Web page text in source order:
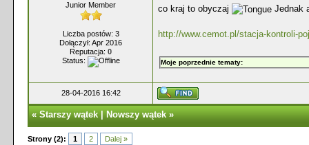
Junior Member
Liczba postów: 3
Dołączył: Apr 2016
Reputacja: 0
Status:
co kraj to obyczaj Jednak
http://www.cemot.pl/stacja-kontroli-
Moje poprzednie tematy:
28-04-2016 16:42
«Starszy wątek|Nowszy wątek»
Strony (2): 1 2 Dalej »